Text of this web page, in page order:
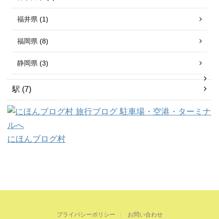
福井県 (1)
福岡県 (8)
静岡県 (3)
駅 (7)
にほんブログ村
プライバシーポリシー お問い合わせ